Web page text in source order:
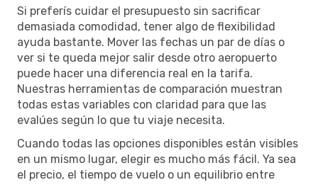
Si preferís cuidar el presupuesto sin sacrificar
demasiada comodidad, tener algo de flexibilidad
ayuda bastante. Mover las fechas un par de días o
ver si te queda mejor salir desde otro aeropuerto
puede hacer una diferencia real en la tarifa.
Nuestras herramientas de comparación muestran
todas estas variables con claridad para que las
evalúes según lo que tu viaje necesita.
Cuando todas las opciones disponibles están visibles
en un mismo lugar, elegir es mucho más fácil. Ya sea
el precio, el tiempo de vuelo o un equilibrio entre